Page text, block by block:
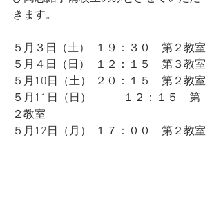
きます。
５月３日（土）	１９：３０　第２教室
５月４日（日）	１２：１５　第３教室
５月10日（土）	２０：１５　第２教室
５月11日（日）　	１２：１５　第
２教室
５月12日（月）	１７：００　第２教室